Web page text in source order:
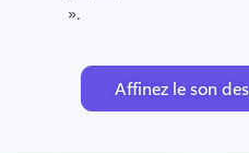
».
Affinez le son